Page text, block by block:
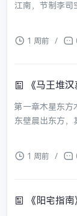
江南，节制李司
1 周前 /
《马王堆
第一章木星东方
东壁晨出东方，
1 周前 /
《阳宅指